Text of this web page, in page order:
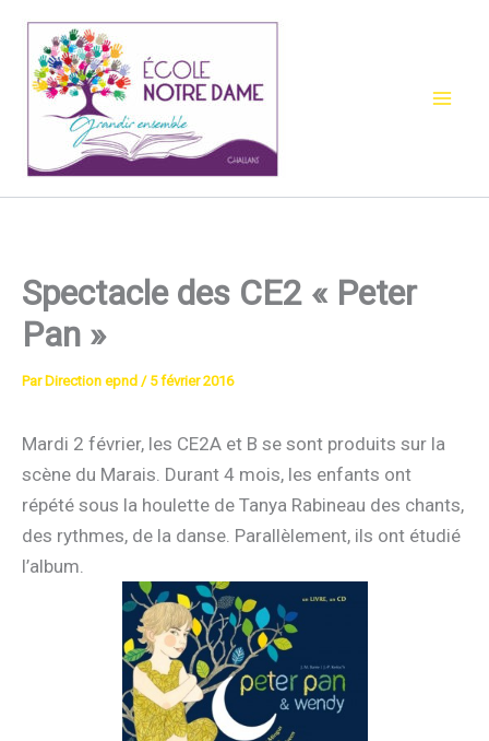
contenu
Spectacle des CE2 « Peter
Pan »
Par Direction epnd / 5 février 2016
Mardi 2 février, les CE2A et B se sont produits sur la
scène du Marais. Durant 4 mois, les enfants ont
répété sous la houlette de Tanya Rabineau des chants,
des rythmes, de la danse. Parallèlement, ils ont étudié
l’album.